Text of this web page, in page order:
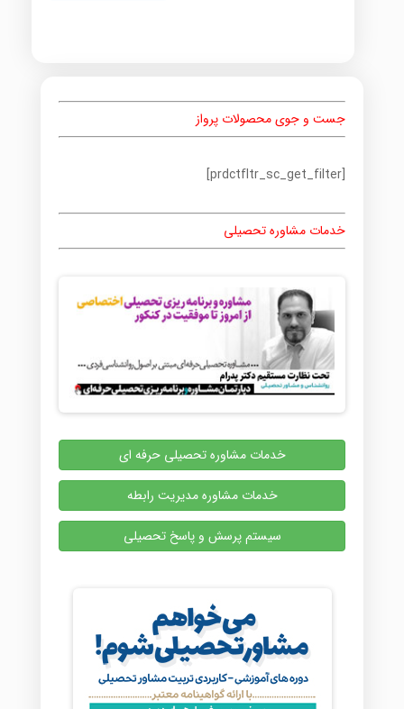
جست و جوی محصولات پرواز
[prdctfltr_sc_get_filter]
خدمات مشاوره تحصیلی
خدمات مشاوره تحصیلی حرفه ای
خدمات مشاوره مدیریت رابطه
سیستم پرسش و پاسخ تحصیلی